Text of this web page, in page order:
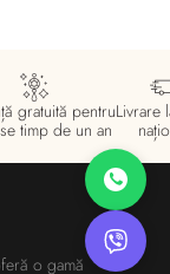
gratuită pentru
timp de un an
Livrare
o gamă